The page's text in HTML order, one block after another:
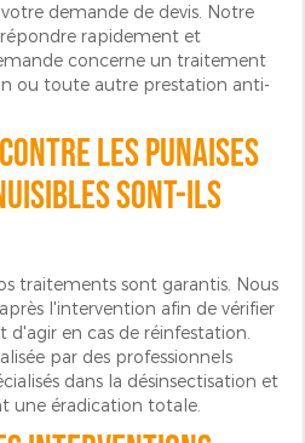
demande de devis. Notre
rapidement et
concerne un traitement
ou toute autre prestation anti-
les punaises
sont-ils
traitements sont garantis. Nous
l'intervention afin de vérifier
en cas de réinfestation.
par des professionnels
dans la désinsectisation et
une éradication totale.